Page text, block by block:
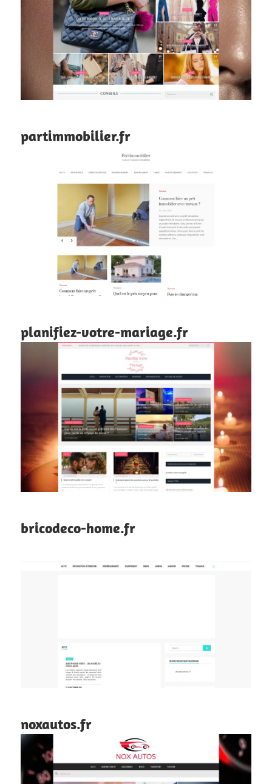
partimmobilier.fr
planifiez-votre-mariage.fr
bricodeco-home.fr
noxautos.fr